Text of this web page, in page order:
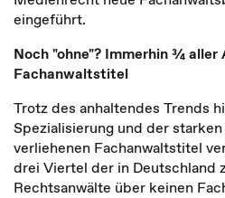
eingeführt.
Noch "ohne"? Immerhin ¾
Fachanwaltstitel
Trotz des anhaltendes Trends
Spezialisierung und der
verliehenen Fachanwaltstitel
drei Viertel der in Deutschland
Rechtsanwälte über keinen